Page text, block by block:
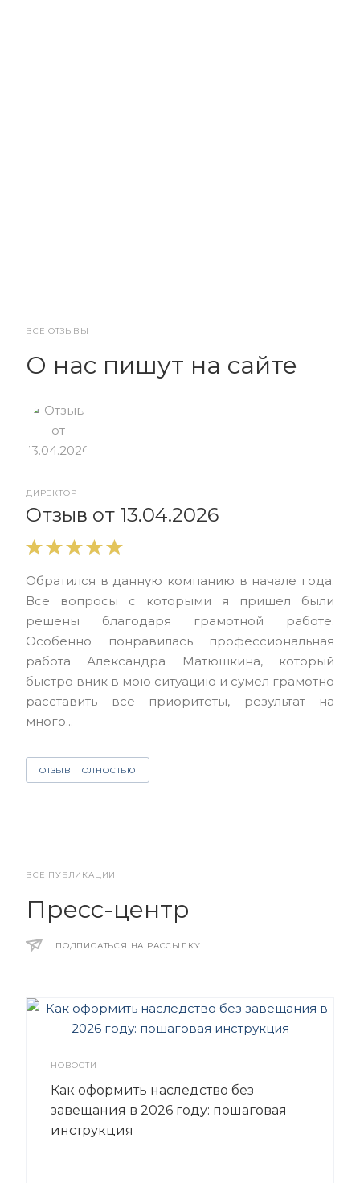
ВСЕ ОТЗЫВЫ
О нас пишут на сайте
ДИРЕКТОР
Отзыв от 13.04.2026
Обратился в данную компанию в начале года.
Все вопросы с которыми я пришел были
решены благодаря грамотной работе.
Особенно понравилась профессиональная
работа Александра Матюшкина, который
быстро вник в мою ситуацию и сумел грамотно
расставить все приоритеты, результат на
много...
ОТЗЫВ ПОЛНОСТЬЮ
ВСЕ ПУБЛИКАЦИИ
Пресс-центр
ПОДПИСАТЬСЯ НА РАССЫЛКУ
НОВОСТИ
Как оформить наследство без
завещания в 2026 году: пошаговая
инструкция